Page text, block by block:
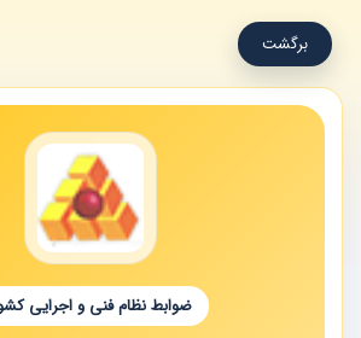
برگشت
ضوابط نظام فنی و اجرایی